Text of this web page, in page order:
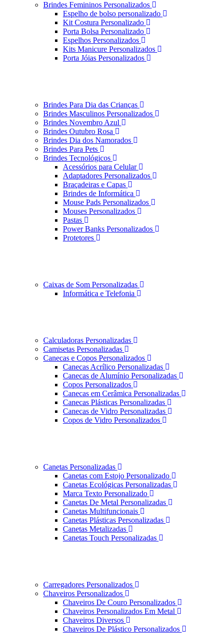
Brindes Femininos Personalizados
Espelho de bolso personalizado
Kit Costura Personalizado
Porta Bolsa Personalizado
Espelhos Personalizados
Kits Manicure Personalizados
Porta Jóias Personalizados
Brindes Para Dia das Crianças
Brindes Masculinos Personalizados
Brindes Novembro Azul
Brindes Outubro Rosa
Brindes Dia dos Namorados
Brindes Para Pets
Brindes Tecnológicos
Acessórios para Celular
Adaptadores Personalizados
Braçadeiras e Capas
Brindes de Informática
Mouse Pads Personalizados
Mouses Personalizados
Pastas
Power Banks Personalizados
Protetores
Caixas de Som Personalizadas
Informática e Telefonia
Calculadoras Personalizadas
Camisetas Personalizadas
Canecas e Copos Personalizados
Canecas Acrílico Personalizadas
Canecas de Alumínio Personalizadas
Copos Personalizados
Canecas em Cerâmica Personalizadas
Canecas Plásticas Personalizadas
Canecas de Vidro Personalizadas
Copos de Vidro Personalizados
Canetas Personalizadas
Canetas com Estojo Personalizado
Canetas Ecológicas Personalizadas
Marca Texto Personalizado
Canetas De Metal Personalizadas
Canetas Multifuncionais
Canetas Plásticas Personalizadas
Canetas Metalizadas
Canetas Touch Personalizadas
Carregadores Personalizados
Chaveiros Personalizados
Chaveiros De Couro Personalizados
Chaveiros Personalizados Em Metal
Chaveiros Diversos
Chaveiros De Plástico Personalizados